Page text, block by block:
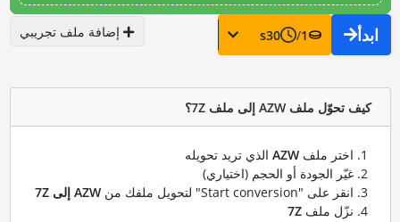
ابدأ 1
/
30
s إضافة ملف تجريبي
كيف تحوّل ملف AZW إلى ملف 7Z؟
اختر ملف AZWالذي تريد تحويله
غيّر الجودة أو الحجم (اختياري)
انقر على "Start conversion" لتحويل ملفك من
AZW إلى 7Z
نزّل ملف 7Z